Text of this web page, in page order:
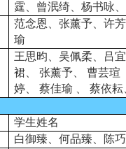
霆、曾泯绮、杨书咏
范念恩、张薰予、许
瑜
王思昀、吴佩柔、吕
裙、
张薰予、 曹芸瑄
婷、
蔡佳瑜 蔡依耘
学生姓名
白御臻、何品臻、陈